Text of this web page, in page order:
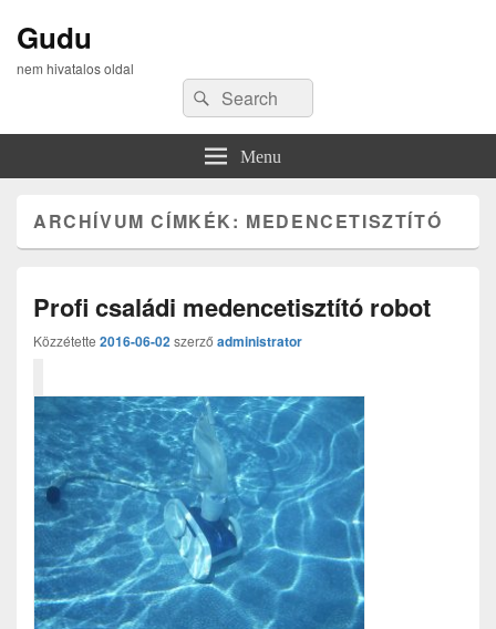
Gudu
nem hivatalos oldal
Search
for:
Search
Menu
ARCHÍVUM CÍMKÉK: MEDENCETISZTÍTÓ
Profi családi medencetisztító robot
Közzétette 2016-06-02szerző administrator